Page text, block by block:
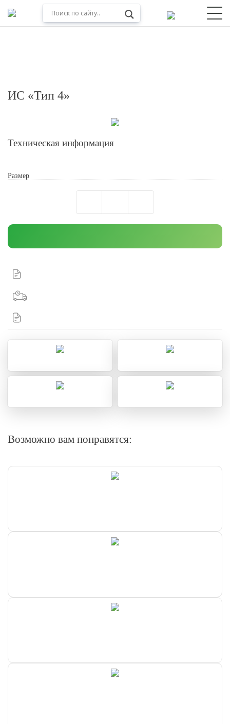
ИС «Тип 4»
Техническая информация
Размер
Возможно вам понравятся: